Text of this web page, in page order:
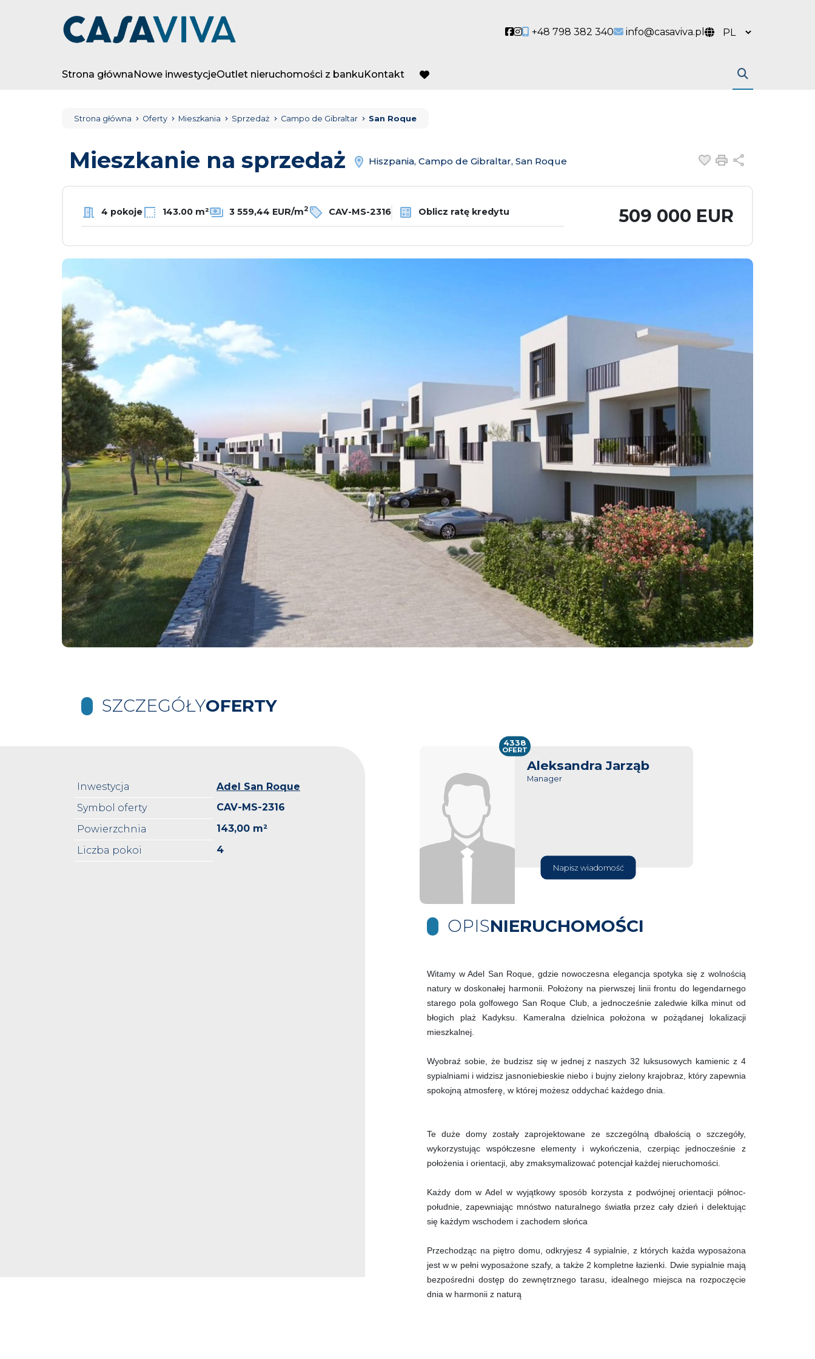
Social link
Social link
+48 798 382 340 info@casaviva.pl
Strona głównaNowe inwestycjeOutlet nieruchomości z bankuKontakt
favorite
Strona główna Oferty Mieszkania Sprzedaż Campo de Gibraltar San Roque
Mieszkanie na sprzedaż Hiszpania, Campo de Gibraltar, San Roque Dodaj do
Drukuj
4 pokoje 143.00 m² 3 559,44 EUR/m2 CAV-MS-2316 Oblicz ratę kredytu 509 000 EUR
SZCZEGÓŁYOFERTY
Inwestycja
Adel San Roque
Symbol oferty
CAV-MS-2316
Powierzchnia
143,00 m²
Liczba pokoi
4
Aleksandra Jarząb
Manager
Napisz wiadomość
4338
OFERT
OPISNIERUCHOMOŚCI
Witamy w Adel San Roque, gdzie nowoczesna elegancja spotyka się z wolnością
natury w doskonałej harmonii. Położony na pierwszej linii frontu do legendarnego
starego pola golfowego San Roque Club, a jednocześnie zaledwie kilka minut od
błogich plaż Kadyksu. Kameralna dzielnica położona w pożądanej lokalizacji
mieszkalnej.
Wyobraź sobie, że budzisz się w jednej z naszych 32 luksusowych kamienic z 4
sypialniami i widzisz jasnoniebieskie niebo i bujny zielony krajobraz, który zapewnia
spokojną atmosferę, w której możesz oddychać każdego dnia.
Te duże domy zostały zaprojektowane ze szczególną dbałością o szczegóły,
wykorzystując współczesne elementy i wykończenia, czerpiąc jednocześnie z
położenia i orientacji, aby zmaksymalizować potencjał każdej nieruchomości.
Każdy dom w Adel w wyjątkowy sposób korzysta z podwójnej orientacji północ-
południe, zapewniając mnóstwo naturalnego światła przez cały dzień i delektując
się każdym wschodem i zachodem słońca
Przechodząc na piętro domu, odkryjesz 4 sypialnie, z których każda wyposażona
jest w w pełni wyposażone szafy, a także 2 kompletne łazienki. Dwie sypialnie mają
bezpośredni dostęp do zewnętrznego tarasu, idealnego miejsca na rozpoczęcie
dnia w harmonii z naturą